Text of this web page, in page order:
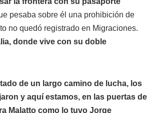
pesaba sobre él una prohibición de
no quedó registrado en Migraciones.
donde vive con su doble
de un largo camino de lucha, los
y aquí estamos, en las puertas de
Malatto como lo tuvo Jorge